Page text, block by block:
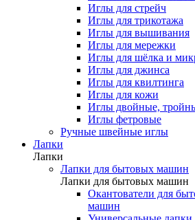
Иглы для стрейч
Иглы для трикотажа
Иглы для вышивания
Иглы для мережки
Иглы для шёлка и
Иглы для джинса
Иглы для квилтинга
Иглы для кожи
Иглы двойные,
Иглы фетровые
Ручные швейные иглы
Лапки
Лапки
Лапки для бытовых машин
Лапки для бытовых машин
Окантователи для
машин